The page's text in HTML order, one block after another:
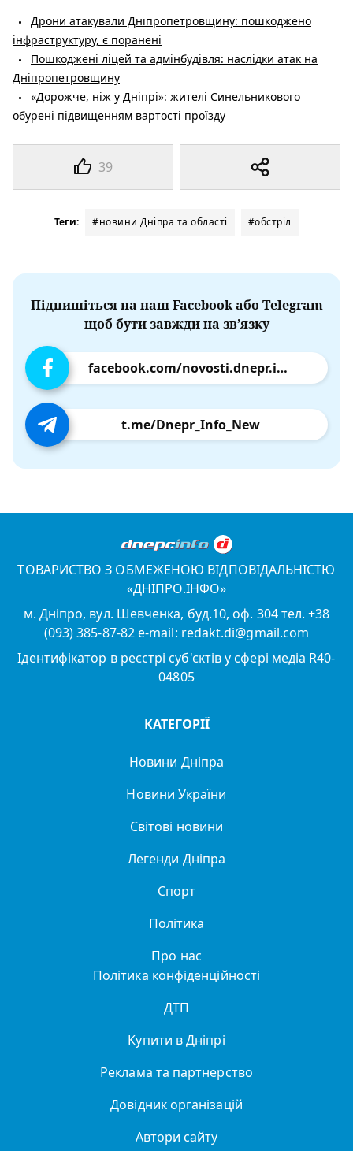
39
Дрони атакували Дніпропетровщину: пошкоджено
інфраструктуру, є поранені
Пошкоджені ліцей та адмінбудівля: наслідки атак на
Дніпропетровщину
«Дорожче, ніж у Дніпрі»: жителі Синельникового
обурені підвищенням вартості проїзду
Теги: #новини Дніпра та області #обстріл
Підпишіться на наш Facebook або Telegram
щоб бути завжди на зв’язку
facebook.com/novosti.dnepr.info
t.me/Dnepr_Info_New
ТОВАРИСТВО З ОБМЕЖЕНОЮ ВІДПОВІДАЛЬНІСТЮ
«ДНІПРО.ІНФО»
м. Дніпро, вул. Шевченка, буд.10, оф. 304 тел. +38
(093) 385-87-82 e-mail: redakt.di@gmail.com
Ідентифікатор в реєстрі суб'єктів у сфері медіа R40-
04805
КАТЕГОРІЇ
Новини Дніпра
Новини України
Світові новини
Легенди Дніпра
Спорт
Політика
Про нас
Політика конфіденційності
ДТП
Купити в Дніпрі
Реклама та партнерство
Довідник організацій
Автори сайту